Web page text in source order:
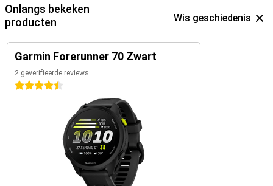
Onlangs bekeken
producten
Wis geschiedenis
Garmin Forerunner 70 Zwart
2 geverifieerde reviews
4.5 sterren